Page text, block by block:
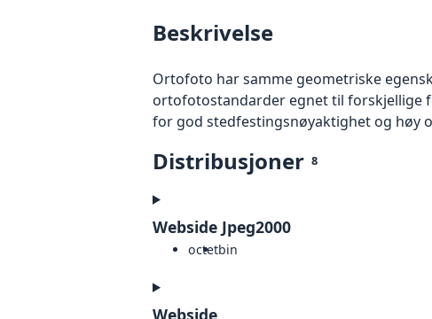
Beskrivelse
Ortofoto har samme geometriske
ortofotostandarder egnet til forskjellige
for god stedfestingsnøyaktighet og høy
Distribusjoner 8
Webside Jpeg2000
octetbin
Webside